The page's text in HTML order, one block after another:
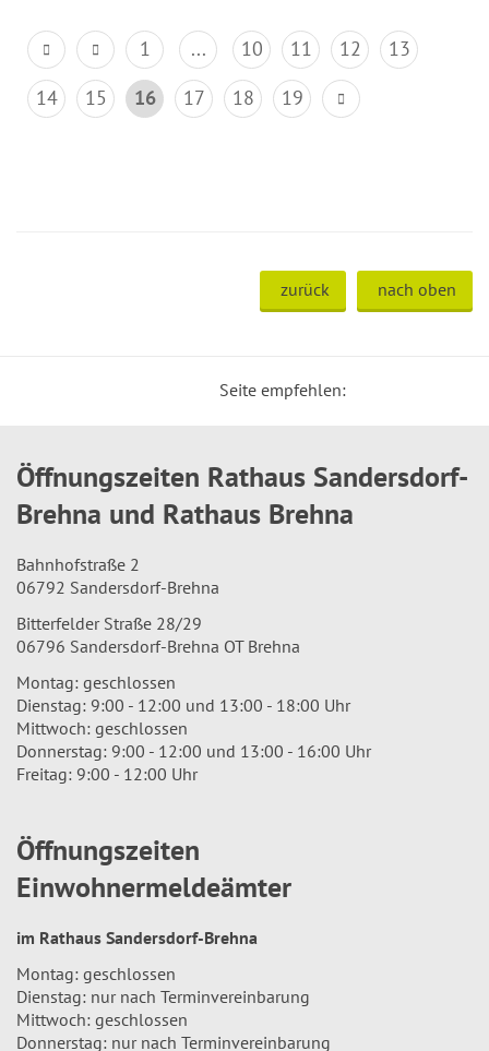
1 ... 10 11 12
13
14
15 16 17 18 19
zurück nach oben
Seite empfehlen:
Öffnungszeiten Rathaus Sandersdorf-
Brehna und Rathaus Brehna
Bahnhofstraße 2
06792 Sandersdorf-Brehna
Bitterfelder Straße 28/29
06796 Sandersdorf-Brehna OT Brehna
Montag: geschlossen
Dienstag: 9:00 - 12:00 und 13:00 - 18:00 Uhr
Mittwoch: geschlossen
Donnerstag: 9:00 - 12:00 und 13:00 - 16:00 Uhr
Freitag: 9:00 - 12:00 Uhr
Öffnungszeiten
Einwohnermeldeämter
im Rathaus Sandersdorf-Brehna
Montag: geschlossen
Dienstag: nur nach Terminvereinbarung
Mittwoch: geschlossen
Donnerstag: nur nach Terminvereinbarung